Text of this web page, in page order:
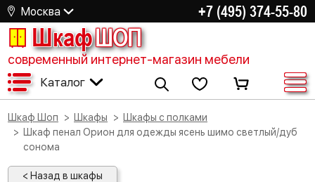
Москва +7 (495) 374-55-80
ШкафШОП
современный интернет-магазин мебели
Каталог
Шкаф Шоп Шкафы
Шкафы с полками
Шкаф пенал Орион для одежды ясень шимо светлый/дуб
сонома
< Назад в шкафы